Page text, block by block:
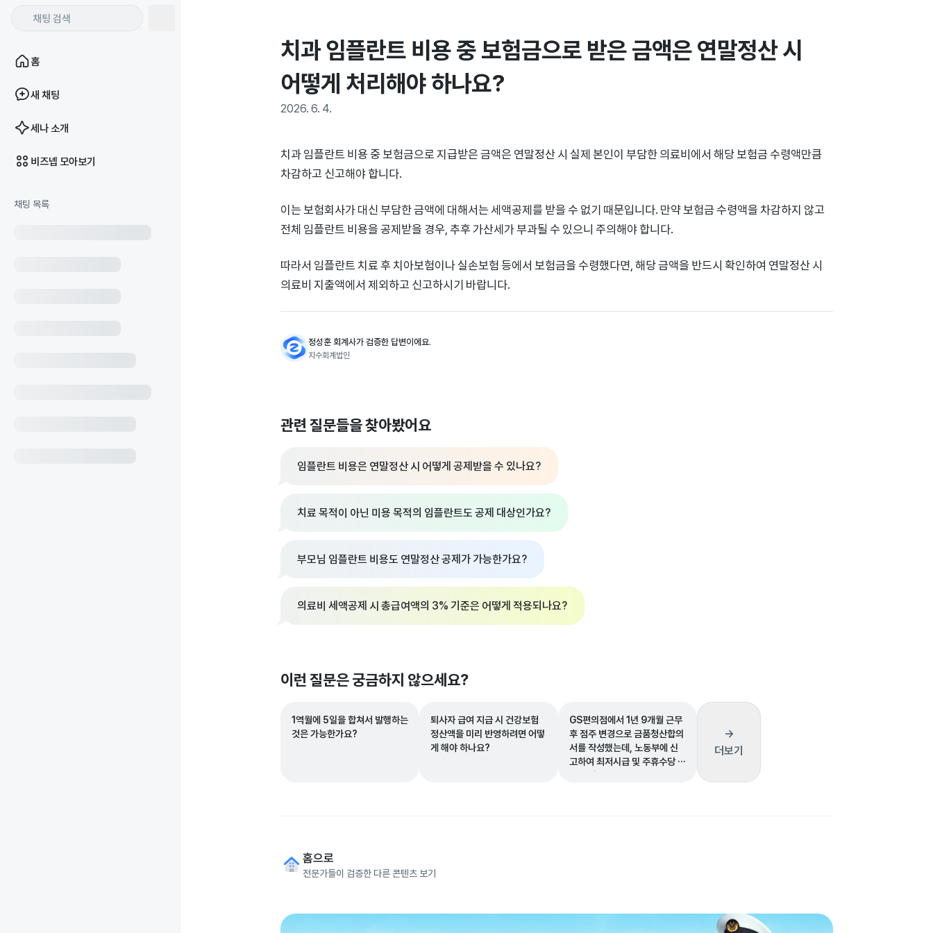
홈
새 채팅
세나 소개
비즈넵 모아보기
채팅 목록
치과 임플란트 비용 중 보험금으로 받은 금액은 연말정산 시
어떻게 처리해야 하나요?
2026. 6. 4.
치과 임플란트 비용 중 보험금으로 지급받은 금액은 연말정산 시 실제 본인이 부담한 의료비에서 해당 보험금 수령액만큼
차감하고 신고해야 합니다.
이는 보험회사가 대신 부담한 금액에 대해서는 세액공제를 받을 수 없기 때문입니다. 만약 보험금 수령액을 차감하지 않고
전체 임플란트 비용을 공제받을 경우, 추후 가산세가 부과될 수 있으니 주의해야 합니다.
따라서 임플란트 치료 후 치아보험이나 실손보험 등에서 보험금을 수령했다면, 해당 금액을 반드시 확인하여 연말정산 시
의료비 지출액에서 제외하고 신고하시기 바랍니다.
정성훈 회계사가 검증한 답변이에요.
지수회계법인
관련 질문들을 찾아봤어요
임플란트 비용은 연말정산 시 어떻게 공제받을 수 있나요?
치료 목적이 아닌 미용 목적의 임플란트도 공제 대상인가요?
부모님 임플란트 비용도 연말정산 공제가 가능한가요?
의료비 세액공제 시 총급여액의 3% 기준은 어떻게 적용되나요?
이런 질문은 궁금하지 않으세요?
1역월에 5일을 합쳐서 발행하는
것은 가능한가요?
퇴사자 급여 지급 시 건강보험
정산액을 미리 반영하려면 어떻
게 해야 하나요?
GS편의점에서 1년 9개월 근무
후 점주 변경으로 금품청산합의
서를 작성했는데, 노동부에 신
고하여 최저시급 및 주휴수당 차
액을 받을 수 있나요?
→
더보기
홈으로
전문가들이 검증한 다른 콘텐츠 보기